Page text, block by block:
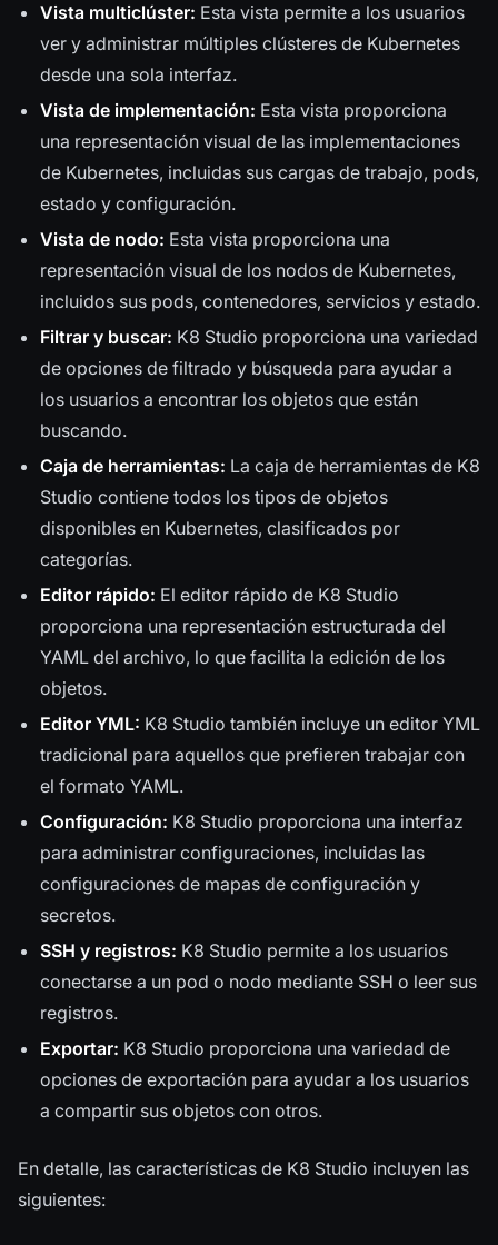
Vista multiclúster: Esta vista permite a los usuarios
ver y administrar múltiples clústeres de Kubernetes
desde una sola interfaz.
Vista de implementación: Esta vista proporciona
una representación visual de las implementaciones
de Kubernetes, incluidas sus cargas de trabajo, pods,
estado y configuración.
Vista de nodo: Esta vista proporciona una
representación visual de los nodos de Kubernetes,
incluidos sus pods, contenedores, servicios y estado.
Filtrar y buscar: K8 Studio proporciona una variedad
de opciones de filtrado y búsqueda para ayudar a
los usuarios a encontrar los objetos que están
buscando.
Caja de herramientas: La caja de herramientas de K8
Studio contiene todos los tipos de objetos
disponibles en Kubernetes, clasificados por
categorías.
Editor rápido: El editor rápido de K8 Studio
proporciona una representación estructurada del
YAML del archivo, lo que facilita la edición de los
objetos.
Editor YML: K8 Studio también incluye un editor YML
tradicional para aquellos que prefieren trabajar con
el formato YAML.
Configuración: K8 Studio proporciona una interfaz
para administrar configuraciones, incluidas las
configuraciones de mapas de configuración y
secretos.
SSH y registros: K8 Studio permite a los usuarios
conectarse a un pod o nodo mediante SSH o leer sus
registros.
Exportar: K8 Studio proporciona una variedad de
opciones de exportación para ayudar a los usuarios
a compartir sus objetos con otros.
En detalle, las características de K8 Studio incluyen las
siguientes: